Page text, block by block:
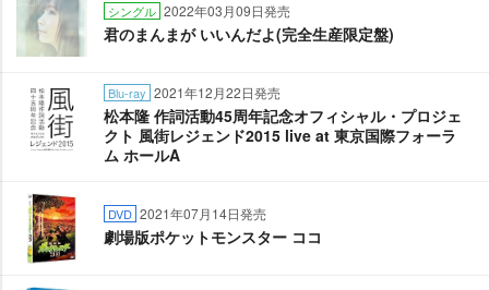
シングル 2022年03月09日発売
君のまんまが いいんだよ(完全生産限定盤)
Blu-ray 2021年12月22日発売
松本隆 作詞活動45周年記念オフィシャル・プロジェ
クト 風街レジェンド2015 live at 東京国際フォーラ
ム ホールA
DVD 2021年07月14日発売
劇場版ポケットモンスター ココ